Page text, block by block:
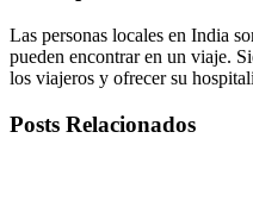
Las personas locales en India
pueden encontrar en un viaje.
los viajeros y ofrecer su
Posts Relacionados